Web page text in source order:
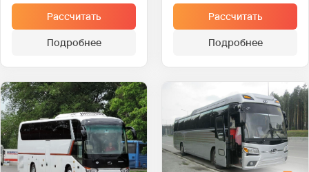
Рассчитать
Подробнее
Рассчитать
Подробнее